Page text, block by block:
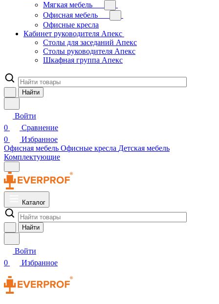
Мягкая мебель
Офисная мебель
Офисные кресла
Кабинет руководителя Апекс
Столы для заседаний Апекс
Столы руководителя Апекс
Шкафная группа Апекс
Найти
Войти
0
Сравнение
0
Избранное
Офисная мебель Офисные кресла Детская мебель
Комплектующие
Каталог
Найти
Войти
0
Избранное